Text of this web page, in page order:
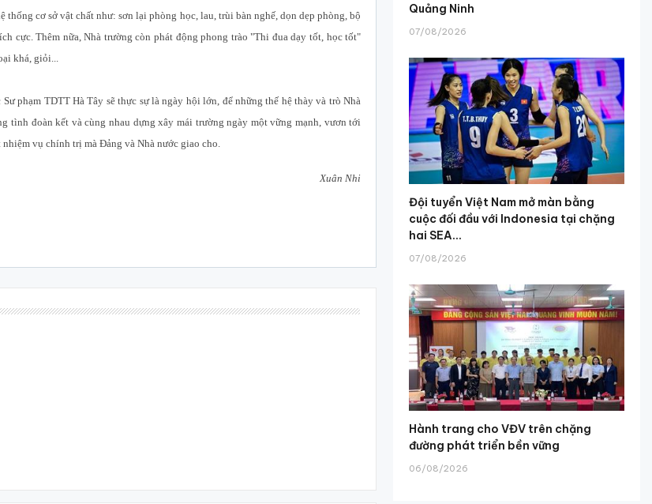
cơ sở vật chất như: sơn lại phòng học, lau, trùi bàn nghế, dọn dẹp phòng, bộ
cực. Thêm nữa, Nhà trường còn phát động phong trào "Thi đua dạy tốt, học tốt"
khá, giỏi...
phạm TDTT Hà Tây sẽ thực sự là ngày hội lớn, để những thế hệ thày và trò Nhà
tình đoàn kết và cùng nhau dựng xây mái trường ngày một vững mạnh, vươn tới
vụ chính trị mà Đảng và Nhà nước giao cho.
Xuân Nhi
Quảng Ninh
07/08/2026
Đội tuyển Việt Nam mở màn bằng
cuộc đối đầu với Indonesia tại chặng
hai SEA...
07/08/2026
Hành trang cho VĐV trên chặng
đường phát triển bền vững
06/08/2026